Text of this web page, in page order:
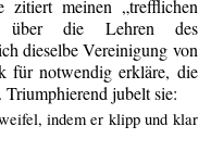
meinen „trefflichen
die Lehren des
dieselbe Vereinigung von
für notwendig erkläre, die
jubelt sie:
indem er klipp und klar